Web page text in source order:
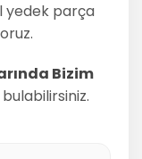
yedek parça
Bizim